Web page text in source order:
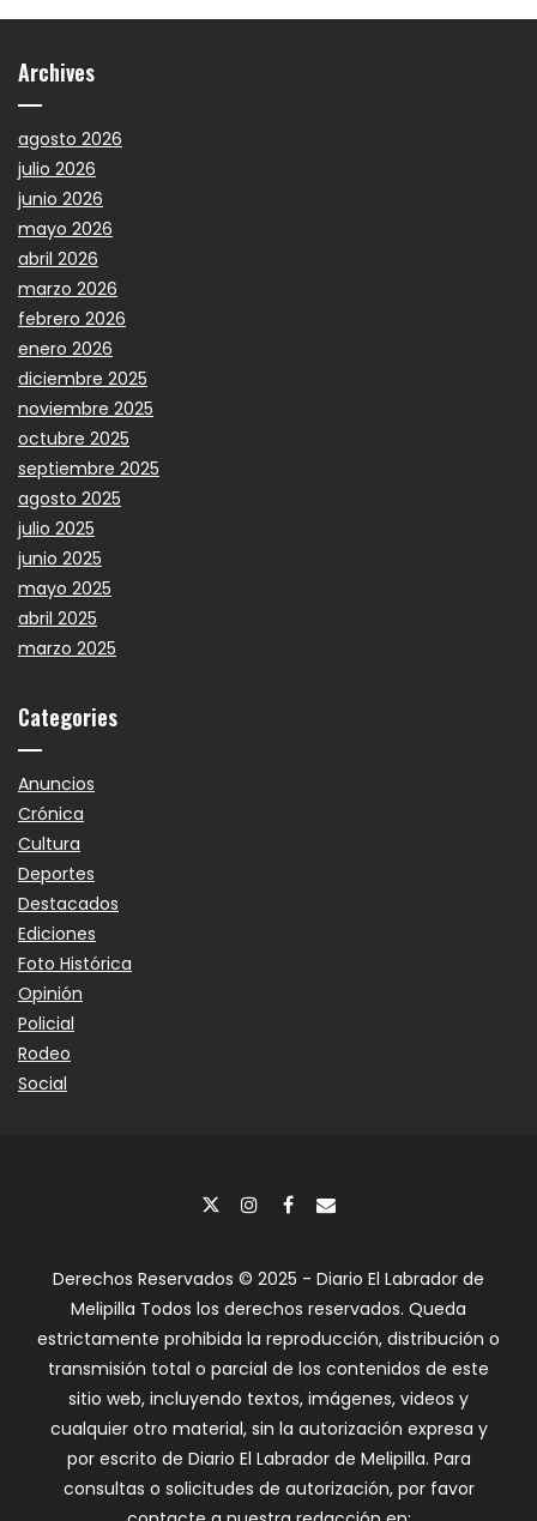
Archives
agosto 2026
julio 2026
junio 2026
mayo 2026
abril 2026
marzo 2026
febrero 2026
enero 2026
diciembre 2025
noviembre 2025
octubre 2025
septiembre 2025
agosto 2025
julio 2025
junio 2025
mayo 2025
abril 2025
marzo 2025
Categories
Anuncios
Crónica
Cultura
Deportes
Destacados
Ediciones
Foto Histórica
Opinión
Policial
Rodeo
Social
Derechos Reservados © 2025 - Diario El Labrador de
Melipilla Todos los derechos reservados. Queda
estrictamente prohibida la reproducción, distribución o
transmisión total o parcial de los contenidos de este
sitio web, incluyendo textos, imágenes, videos y
cualquier otro material, sin la autorización expresa y
por escrito de Diario El Labrador de Melipilla. Para
consultas o solicitudes de autorización, por favor